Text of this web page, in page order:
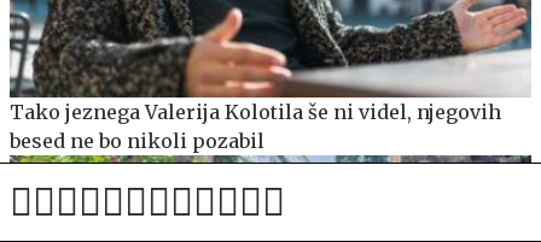
Tako jeznega Valerija Kolotila še ni videl, njegovih
besed ne bo nikoli pozabil